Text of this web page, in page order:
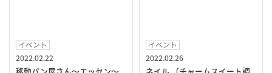
イベント
2022.02.22
移動パン屋さん～エッセン～
イベント
2022.02.26
ネイル （チャームスイート調